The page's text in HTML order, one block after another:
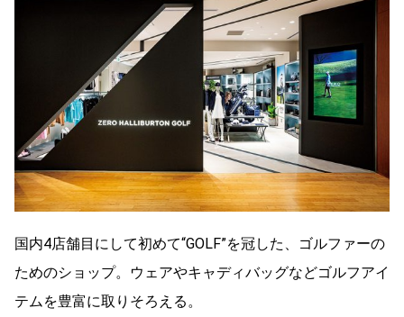
国内4店舗目にして初めて“GOLF”を冠した、ゴルファーの
ためのショップ。ウェアやキャディバッグなどゴルフアイ
テムを豊富に取りそろえる。